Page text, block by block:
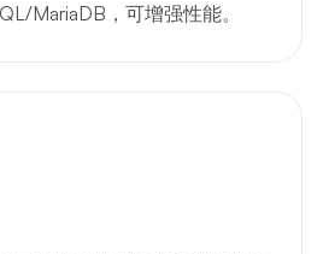
MariaDB，可增强性能。